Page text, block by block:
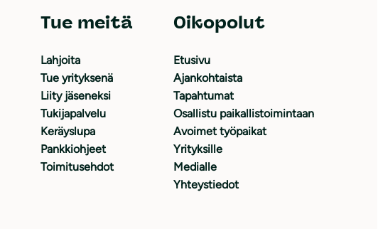
Tue meitä
Lahjoita
Tue yrityksenä
Liity jäseneksi
Tukijapalvelu
Keräyslupa
Pankkiohjeet
Toimitusehdot
Oikopolut
Etusivu
Ajankohtaista
Tapahtumat
Osallistu paikallistoimintaan
Avoimet työpaikat
Yrityksille
Medialle
Yhteystiedot